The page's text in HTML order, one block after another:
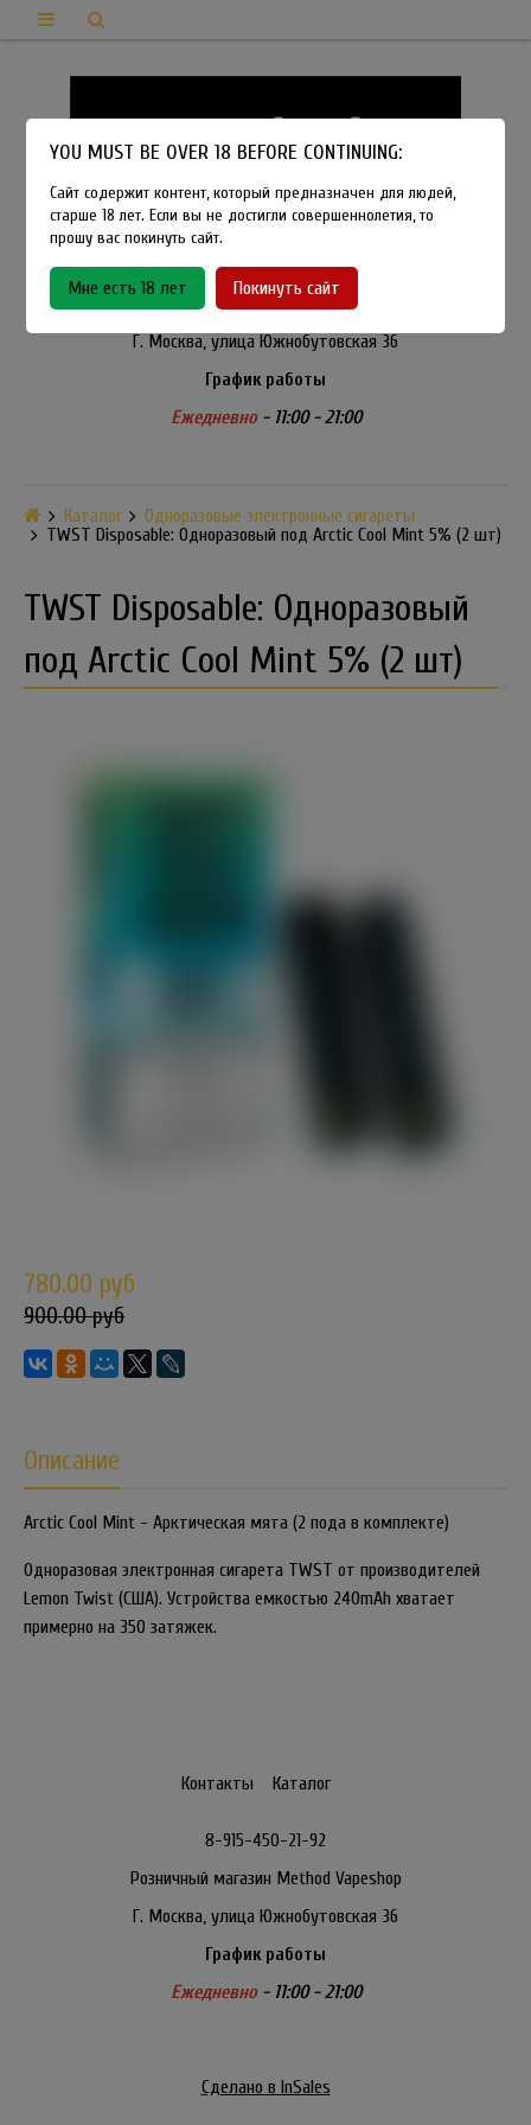
8-915-450-21-92
Розничный магазин Method Vapeshop
Г. Москва, улица Южнобутовская 36
График работы
Ежедневно- 11:00 - 21:00
Каталог
Одноразовые электронные сигареты
TWST Disposable: Одноразовый под Arctic Cool Mint 5% (2 шт)
TWST Disposable: Одноразовый
под Arctic Cool Mint 5% (2 шт)
780.00 руб
900.00 руб
Описание
Arctic Cool Mint - Арктическая мята (2 пода в комплекте)
Одноразовая электронная сигарета TWST от производителей
Lemon Twist (США). Устройства емкостью 240mAh хватает
примерно на 350 затяжек.
Контакты Каталог
8-915-450-21-92
Розничный магазин Method Vapeshop
Г. Москва, улица Южнобутовская 36
График работы
Ежедневно- 11:00 - 21:00
Сделано в InSales
YOU MUST BE OVER 18 BEFORE CONTINUING:
Сайт содержит контент, который предназначен для людей,
старше 18 лет. Если вы не достигли совершеннолетия, то
прошу вас покинуть сайт.
Мне есть 18 лет Покинуть сайт